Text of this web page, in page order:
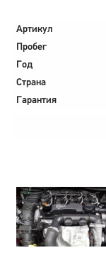
Артикул
Пробег
Год
Страна
Гарантия